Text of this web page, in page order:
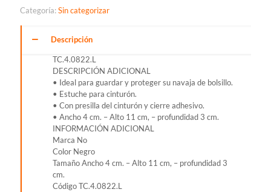
PEQUEÑO
EN
CUERO
Categoría:Sin categorizar
Descripción
TC.4.0822.L
DESCRIPCIÓN ADICIONAL
• Ideal para guardar y proteger su navaja de bolsillo.
• Estuche para cinturón.
• Con presilla del cinturón y cierre adhesivo.
• Ancho 4 cm. – Alto 11 cm, – profundidad 3 cm.
INFORMACIÓN ADICIONAL
Marca No
Color Negro
Tamaño Ancho 4 cm. – Alto 11 cm, – profundidad 3
cm.
Código TC.4.0822.L